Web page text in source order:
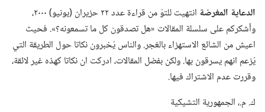
الدعاية المغرضة
انتهيت للتوّ من قراءة عدد ٢٢ حزيران (‏يونيو)‏ ٢٠٠٠،‏
وأشكركم على سلسلة المقالات «هل تصدقون كل ما تسمعونه؟‏».‏ فحيث
اعيش من الشائع الاستهزاء بالغجر.‏ والناس يُخبرون نكاتا حول الطريقة التي
يُزعم انهم يسرقون بها.‏ ولكن بفضل المقالات،‏ ادركت ان نكاتا كهذه غير لائقة،‏
وقررت عدم الاشتراك فيها.‏
ك.‏ م.‏،‏ الجمهورية التشيكية